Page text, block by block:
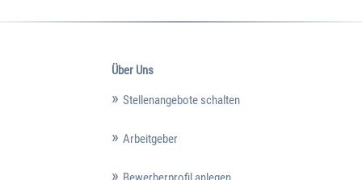
Über Uns
Stellenangebote schalten
Arbeitgeber